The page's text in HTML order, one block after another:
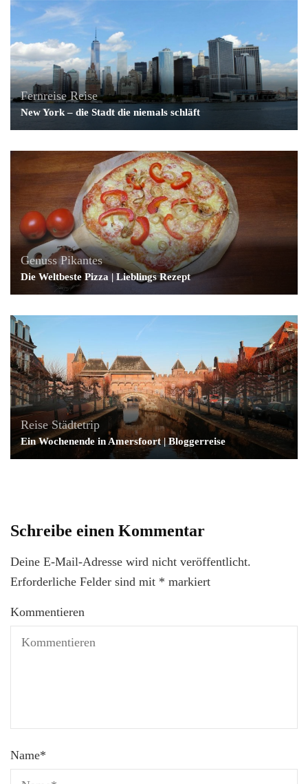
Fernreise Reise
New York – die Stadt die niemals schläft
Genuss Pikantes
Die Weltbeste Pizza | Lieblings Rezept
Reise Städtetrip
Ein Wochenende in Amersfoort | Bloggerreise
Schreibe einen Kommentar
Deine E-Mail-Adresse wird nicht veröffentlicht.
Erforderliche Felder sind mit * markiert
Kommentieren
Name*